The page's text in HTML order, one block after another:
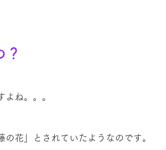
？
ね。。。
の花」とされていたようなのです。